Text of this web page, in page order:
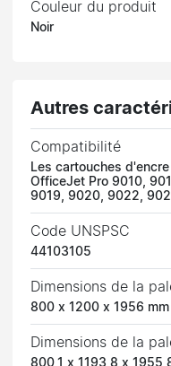
Couleur du produit
Noir
Autres
Compatibilité
Les cartouches
OfficeJet Pro 9010,
9019, 9020, 9022,
Code UNSPSC
44103105
Dimensions de la
800 x 1200 x 1956 mm
Dimensions de la
800,1 x 1193,8 x